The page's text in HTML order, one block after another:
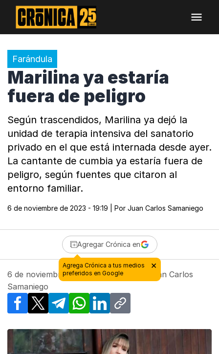
Farándula
Marilina ya estaría
fuera de peligro
Según trascendidos, Marilina ya dejó la
unidad de terapia intensiva del sanatorio
privado en el que está internada desde ayer.
La cantante de cumbia ya estaría fuera de
peligro, según fuentes que citaron al
entorno familiar.
6 de noviembre de 2023 - 19:19 | Por Juan Carlos Samaniego
Agregar Crónica en
6 de noviembre de 2023 - 19:19
Juan Carlos
Samaniego
Facebook
X TelegramWhatsApp
LinkedInCopy link